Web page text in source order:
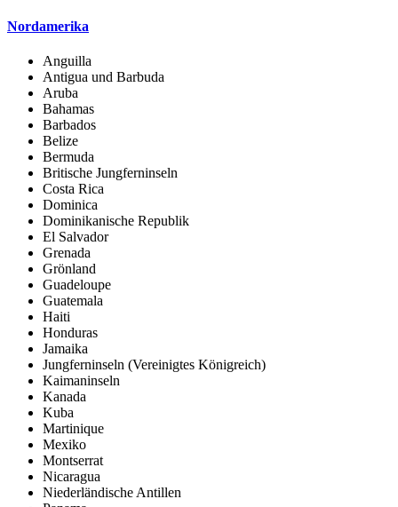
Nordamerika
Anguilla
Antigua und Barbuda
Aruba
Bahamas
Barbados
Belize
Bermuda
Britische Jungferninseln
Costa Rica
Dominica
Dominikanische Republik
El Salvador
Grenada
Grönland
Guadeloupe
Guatemala
Haiti
Honduras
Jamaika
Jungferninseln (Vereinigtes Königreich)
Kaimaninseln
Kanada
Kuba
Martinique
Mexiko
Montserrat
Nicaragua
Niederländische Antillen